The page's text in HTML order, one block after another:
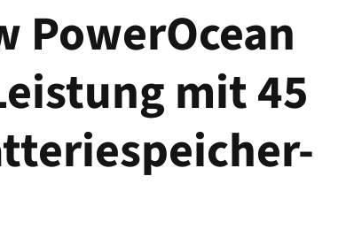
PowerOcean
mit 45